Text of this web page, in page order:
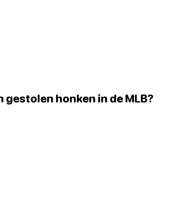
gestolen honken in de MLB?